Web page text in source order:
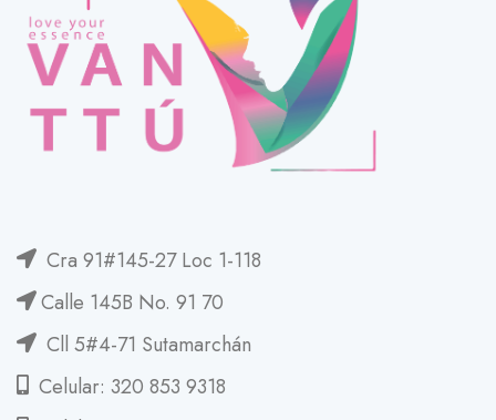
Cra 91#145-27 Loc 1-118
Calle 145B No. 91 70
Cll 5#4-71 Sutamarchán
Celular: 320 853 9318